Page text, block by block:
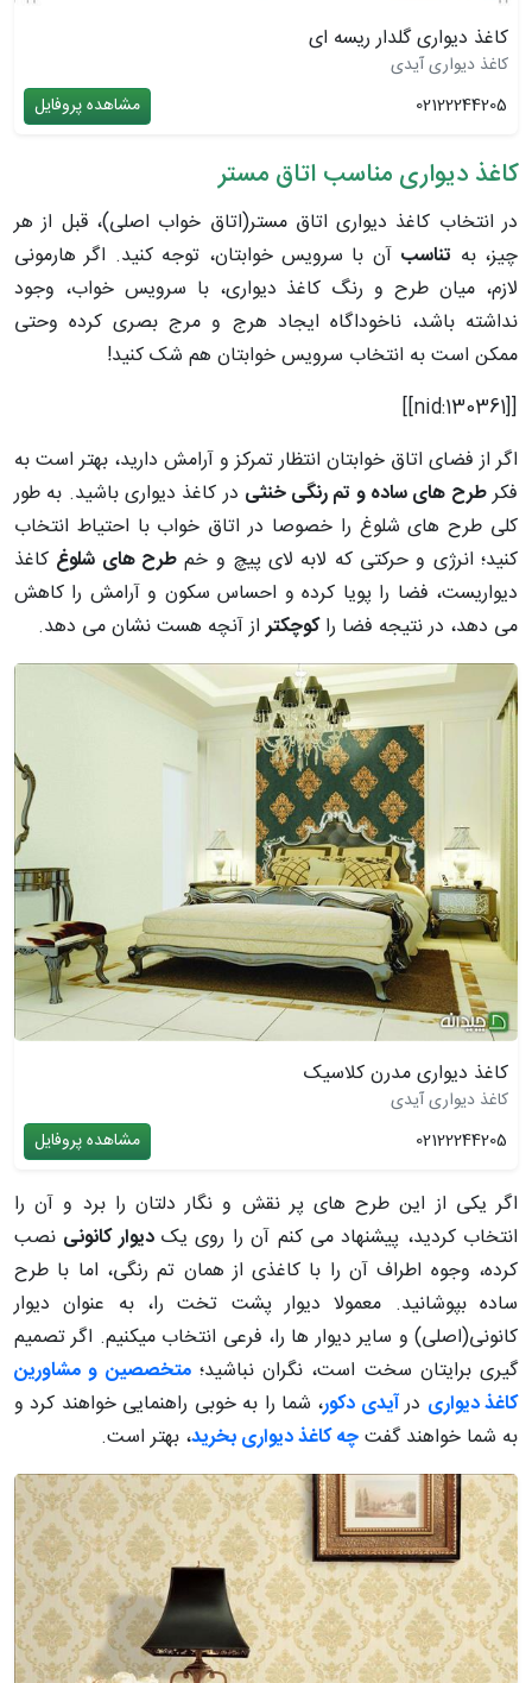
کاغذ دیواری گلدار ریسه ای
کاغذ دیواری آیدی
02122244205
مشاهده پروفایل
کاغذ دیواری مناسب اتاق مستر
در انتخاب کاغذ دیواری اتاق مستر(اتاق خواب اصلی)، قبل از هر
چیز، به تناسب آن با سرویس خوابتان، توجه کنید. اگر هارمونی
لازم، میان طرح و رنگ کاغذ دیواری، با سرویس خواب، وجود
نداشته باشد، ناخوداگاه ایجاد هرج و مرج بصری کرده وحتی
ممکن است به انتخاب سرویس خوابتان هم شک کنید!
[[nid:130361]]
اگر از فضای اتاق خوابتان انتظار تمرکز و آرامش دارید، بهتر است به
فکرطرح های ساده و تم رنگی خنثی در کاغذ دیواری باشید. به طور
کلی طرح های شلوغ را خصوصا در اتاق خواب با احتیاط انتخاب
کنید؛ انرژی و حرکتی که لابه لای پیچ و خمطرح های شلوغ کاغذ
دیواریست، فضا را پویا کرده و احساس سکون و آرامش را کاهش
می دهد، در نتیجه فضا راکوچکتراز آنچه هست نشان می دهد.
کاغذ دیواری مدرن کلاسیک
کاغذ دیواری آیدی
02122244205
مشاهده پروفایل
اگر یکی از این طرح های پر نقش و نگار دلتان را برد و آن را
انتخاب کردید، پیشنهاد می کنم آن را روی یکدیوار کانونی نصب
کرده، وجوه اطراف آن را با کاغذی از همان تم رنگی، اما با طرح
ساده بپوشانید. معمولا دیوار پشت تخت را، به عنوان دیوار
کانونی(اصلی) و سایر دیوار ها را، فرعی انتخاب میکنیم. اگر تصمیم
گیری برایتان سخت است، نگران نباشید؛متخصصین و مشاورین
کاغذ دیواری درآیدی دکور، شما را به خوبی راهنمایی خواهند کرد و
به شما خواهند گفتچه کاغذ دیواری بخرید، بهتر است.